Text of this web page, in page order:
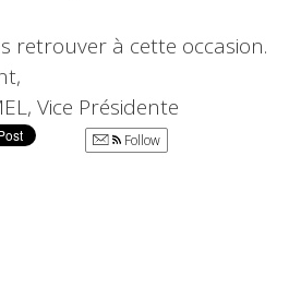
retrouver à cette occasion.
Vice Présidente
Follow